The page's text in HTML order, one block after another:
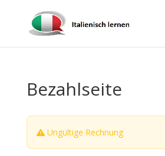
Bezahlseite
Ungültige Rechnung